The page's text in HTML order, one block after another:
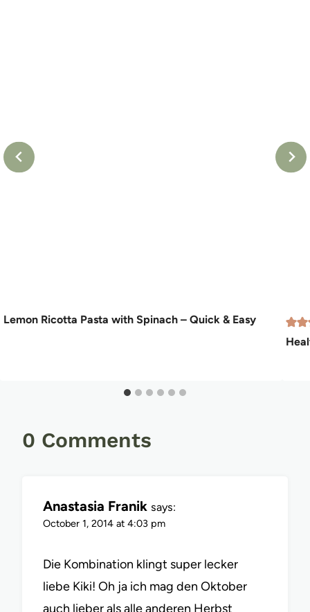
Lemon Ricotta Pasta with Spinach – Quick & Easy
0 Comments
Anastasia Franik says:
October 1, 2014 at 4:03 pm
Die Kombination klingt super lecker
liebe Kiki! Oh ja ich mag den Oktober
auch lieber als alle anderen Herbst